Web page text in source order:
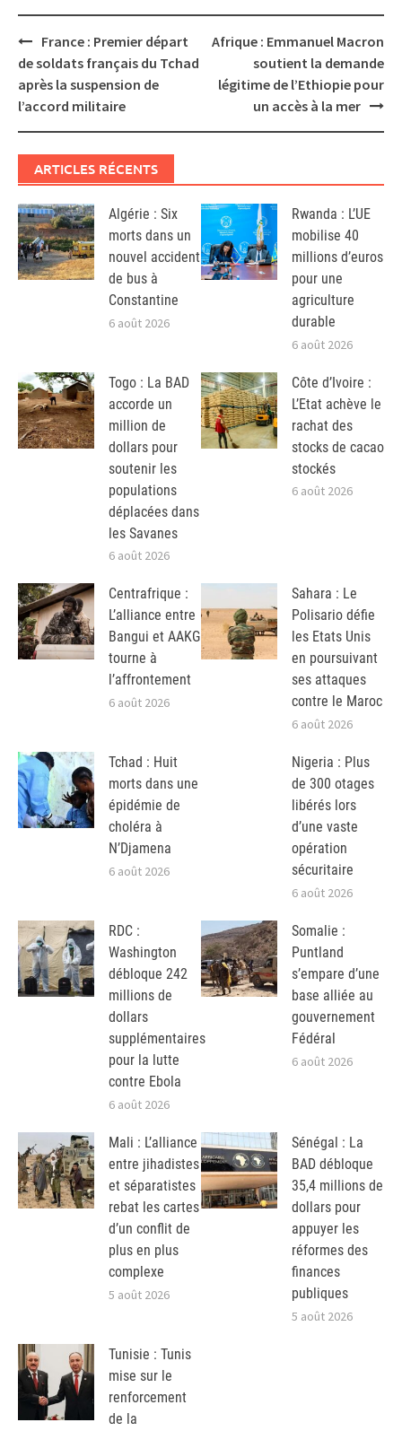
Post
navigation
France : Premier départ
de soldats français du Tchad
après la suspension de
l’accord militaire
Afrique : Emmanuel Macron
soutient la demande
légitime de l’Ethiopie pour
un accès à la mer
ARTICLES RÉCENTS
Algérie : Six
morts dans un
nouvel accident
de bus à
Constantine
6 août 2026
Rwanda : L’UE
mobilise 40
millions d’euros
pour une
agriculture
durable
6 août 2026
Togo : La BAD
accorde un
million de
dollars pour
soutenir les
populations
déplacées dans
les Savanes
6 août 2026
Côte d’Ivoire :
L’Etat achève le
rachat des
stocks de cacao
stockés
6 août 2026
Centrafrique :
L’alliance entre
Bangui et AAKG
tourne à
l’affrontement
6 août 2026
Sahara : Le
Polisario défie
les Etats Unis
en poursuivant
ses attaques
contre le Maroc
6 août 2026
Tchad : Huit
morts dans une
épidémie de
choléra à
N’Djamena
6 août 2026
Nigeria : Plus
de 300 otages
libérés lors
d’une vaste
opération
sécuritaire
6 août 2026
RDC :
Washington
débloque 242
millions de
dollars
supplémentaires
pour la lutte
contre Ebola
6 août 2026
Somalie :
Puntland
s’empare d’une
base alliée au
gouvernement
Fédéral
6 août 2026
Mali : L’alliance
entre jihadistes
et séparatistes
rebat les cartes
d’un conflit de
plus en plus
complexe
5 août 2026
Sénégal : La
BAD débloque
35,4 millions de
dollars pour
appuyer les
réformes des
finances
publiques
5 août 2026
Tunisie : Tunis
mise sur le
renforcement
de la